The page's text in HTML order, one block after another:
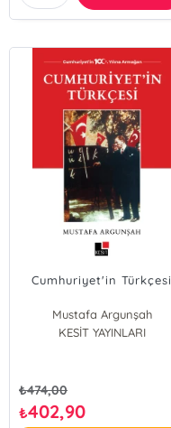
Cumhuriyet'in Türkçesi
Mustafa Argunşah
KESİT YAYINLARI
₺474,00
₺402,90